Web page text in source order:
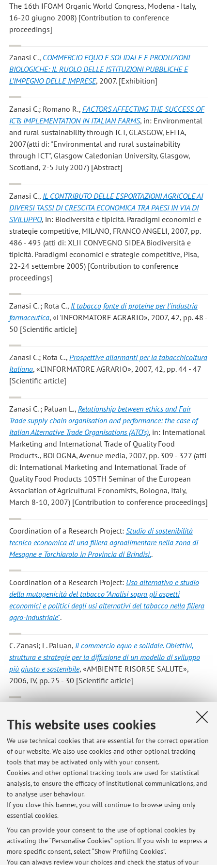
This website uses cookies
We use technical cookies that are essential for the correct operation
of our website. We also use cookies and other optional tracking
tools that may be activated only with your consent.
Cookies and other optional tracking tools are used for statistical
analysis, to ensure the efficacy of institutional communications, and
to analyse user behaviour.
If you close this banner, you will continue to browse using only
essential cookies.
You can provide your consent to the use of optional cookies by
activating the “Personalise Cookies” option. If you wish to express a
more specific consent, select “Show Profiling Cookies”.
You can always review your choices and check the status of your
The 16th IFOAM Organic World Congress, Modena - Italy,
16-20 giugno 2008) [Contribution to conference
proceedings]
Zanasi C., COMMERCIO EQUO E SOLIDALE E PRODUZIONI
BIOLOGICHE: IL RUOLO DELLE ISTITUZIONI PUBBLICHE E
L’IMPEGNO DELLE IMPRESE, 2007. [Exhibition]
Zanasi C.; Romano R., FACTORS AFFECTING THE SUCCESS OF
ICTs IMPLEMENTATION IN ITALIAN FARMS, in: Environmental
and rural sustainability through ICT, GLASGOW, EFITA,
2007(atti di: "Environmental and rural sustainability
through ICT", Glasgow Caledonian University, Glasgow,
Scotland, 2-5 July 2007) [Abstract]
Zanasi C., IL CONTRIBUTO DELLE ESPORTAZIONI AGRICOLE AI
DIVERSI TASSI DI CRESCITA ECONOMICA TRA PAESI IN VIA DI
SVILUPPO, in: Biodiversità e tipicità. Paradigmi economici e
strategie competitive, MILANO, FRANCO ANGELI, 2007, pp.
486 - 495 (atti di: XLII CONVEGNO SIDEA Biodiversità e
tipicità. Paradigmi economici e strategie competitive, Pisa,
22-24 settembre 2005) [Contribution to conference
proceedings]
Zanasi C. ; Rota C., Il tabacco fonte di proteine per l'industria
farmaceutica, «L'INFORMATORE AGRARIO», 2007, 42, pp. 48 -
50 [Scientific article]
Zanasi C.; Rota C., Prospettive allarmanti per la tabacchicoltura
Italiana, «L'INFORMATORE AGRARIO», 2007, 42, pp. 44 - 47
[Scientific article]
Zanasi C. ; Paluan L., Relationship between ethics and Fair
Trade supply chain organisation and performance: the case of
Italian Alternative Trade Organisations (ATO’s), in: International
Marketing and International Trade of Quality Food
Products., BOLOGNA, Avenue media, 2007, pp. 309 - 327 (atti
di: International Marketing and International Trade of
Quality Food Products 105TH Seminar of the European
Association of Agricultural Economists, Bologna, Italy,
March 8-10, 2007) [Contribution to conference proceedings]
Coordination of a Research Project: Studio di sostenibilità
tecnico economica di una filiera agroalimentare nella zona di
Mesagne e Torchiarolo in Provincia di Brindisi..
Coordination of a Research Project: Uso alternativo e studio
della mutagenicità del tabacco "Analisi sopra gli aspetti
economici e politici degli usi alternativi del tabacco nella filiera
agro-industriale".
C. Zanasi; L. Paluan, Il commercio equo e solidale. Obiettivi,
struttura e strategie per la diffusione di un modello di sviluppo
più giusto e sostenibile, «AMBIENTE RISORSE SALUTE»,
2006, IV, pp. 25 - 30 [Scientific article]
Il tempo di viaggio cambia i costi del
trasporto animale, «L'INFORMATORE AGRARIO», 2006, 45,
pp. 64 - 68 [Scientific article]
3 4 5 6
Publications prior to 2004
Latest news